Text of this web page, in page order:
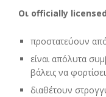
Οι officially
προστατεύουν
είναι απόλυτα
βάλεις να φορτίσει
διαθέτουν